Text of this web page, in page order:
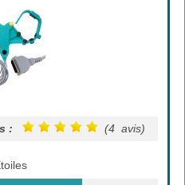
: (4 avis)